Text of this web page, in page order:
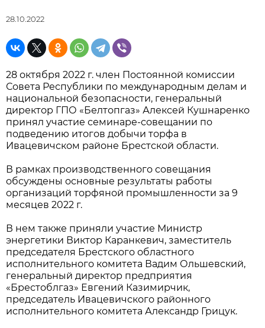
28.10.2022
28 октября 2022 г. член Постоянной комиссии
Совета Республики по международным делам и
национальной безопасности, генеральный
директор ГПО «Белтопгаз» Алексей Кушнаренко
принял участие семинаре-совещании по
подведению итогов добычи торфа в
Ивацевичском районе Брестской области.
В рамках производственного совещания
обсуждены основные результаты работы
организаций торфяной промышленности за 9
месяцев 2022 г.
В нем также приняли участие Министр
энергетики Виктор Каранкевич, заместитель
председателя Брестского областного
исполнительного комитета Вадим Ольшевский,
генеральный директор предприятия
«Брестоблгаз» Евгений Казимирчик,
председатель Ивацевичского районного
исполнительного комитета Александр Грицук.